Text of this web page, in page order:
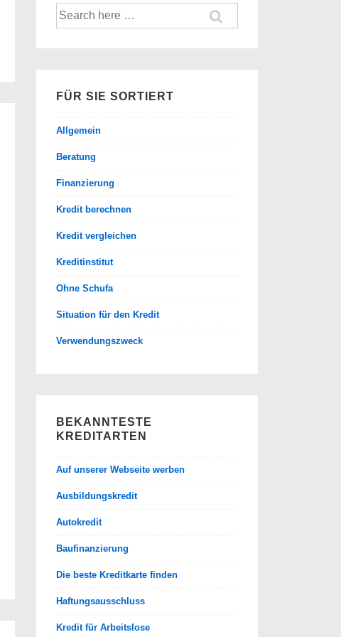
Suche
nach:
FÜR SIE SORTIERT
Allgemein
Beratung
Finanzierung
Kredit berechnen
Kredit vergleichen
Kreditinstitut
Ohne Schufa
Situation für den Kredit
Verwendungszweck
BEKANNTESTE
KREDITARTEN
Auf unserer Webseite werben
Ausbildungskredit
Autokredit
Baufinanzierung
Die beste Kreditkarte finden
Haftungsausschluss
Kredit für Arbeitslose